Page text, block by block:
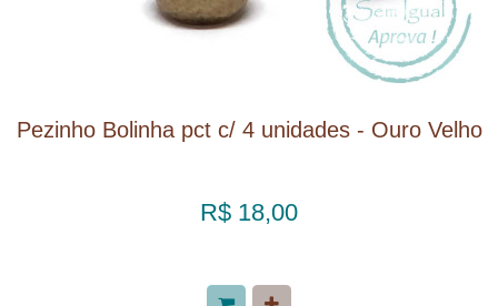
Pezinho Bolinha pct c/ 4 unidades - Ouro Velho
R$ 18,00